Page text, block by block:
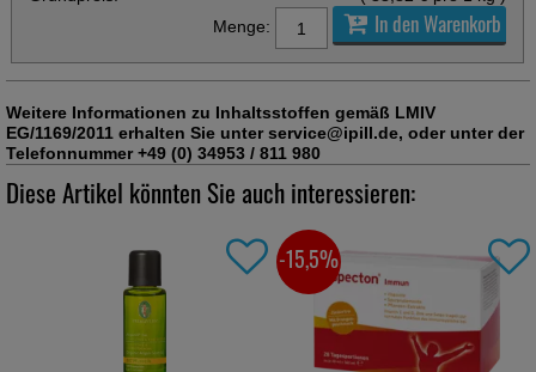
Menge:
In den Warenkorb
Weitere Informationen zu Inhaltsstoffen gemäß LMIV
EG/1169/2011 erhalten Sie unter service@ipill.de, oder unter der
Telefonnummer +49 (0) 34953 / 811 980
Diese Artikel könnten Sie auch interessieren:
-15,5%